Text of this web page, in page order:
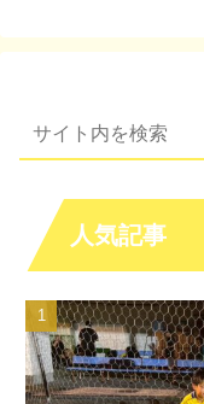
人気記事